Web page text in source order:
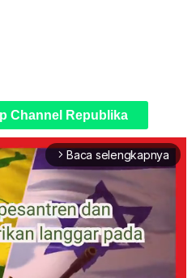
Channel Republika
arrow_forward_ios Baca selengkapnya